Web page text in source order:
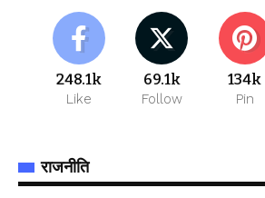
248.1k
Like
69.1k
Follow
134k
Pin
राजनीति